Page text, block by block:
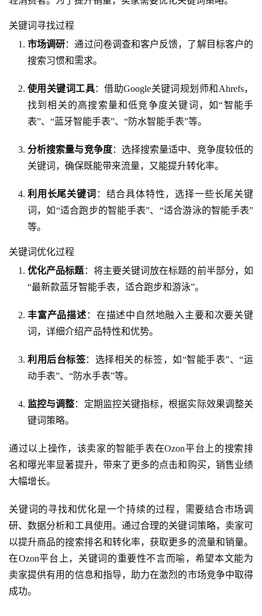
关键词寻找过程
市场调研：通过问卷调查和客户反馈，了解目标客户的
搜索习惯和需求。
使用关键词工具：借助Google关键词规划师和Ahrefs，
找到相关的高搜索量和低竞争度关键词，如“智能手
表”、“蓝牙智能手表”、“防水智能手表”等。
分析搜索量与竞争度：选择搜索量适中、竞争度较低的
关键词，确保既能带来流量，又能提升转化率。
利用长尾关键词 ：结合具体特性，选择一些长尾关键
词，如“适合跑步的智能手表”、“适合游泳的智能手表”
等。
关键词优化过程
优化产品标题 ：将主要关键词放在标题的前半部分，如
“最新款蓝牙智能手表，适合跑步和游泳”。
丰富产品描述 ：在描述中自然地融入主要和次要关键
词，详细介绍产品特性和优势。
利用后台标签：选择相关的标签，如“智能手表”、“运
动手表”、“防水手表”等。
监控与调整：定期监控关键指标，根据实际效果调整关
键词策略。
通过以上操作，该卖家的智能手表在Ozon平台上的搜索排
名和曝光率显著提升，带来了更多的点击和购买，销售业绩
大幅增长。
关键词的寻找和优化是一个持续的过程，需要结合市场调
研、数据分析和工具使用。通过合理的关键词策略，卖家可
以提升商品的搜索排名和转化率，获取更多的流量和销量。
在Ozon平台上，关键词的重要性不言而喻，希望本文能为
卖家提供有用的信息和指导，助力在激烈的市场竞争中取得
成功。